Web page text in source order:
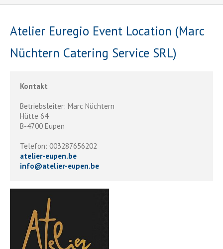
Atelier Euregio Event Location (Marc
Nüchtern Catering Service SRL)
Kontakt
Betriebsleiter: Marc Nüchtern
Hütte 64
B-4700 Eupen
Telefon: 003287656202
atelier-eupen.be
info@atelier-eupen.be